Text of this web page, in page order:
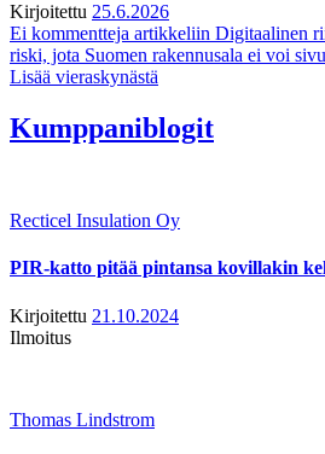
Kirjoitettu 25.6.2026
Ei kommentteja artikkeliin Digitaalinen
riski, jota Suomen rakennusala ei voi
Lisää vieraskynästä
Kumppaniblogit
Recticel Insulation Oy
PIR-katto pitää pintansa kovillakin
Kirjoitettu 21.10.2024
Ilmoitus
Thomas Lindstrom